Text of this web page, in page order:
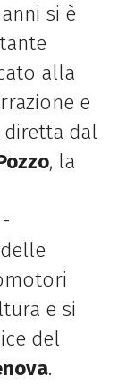
si è
alla
e
dal
, la
e si
del
.